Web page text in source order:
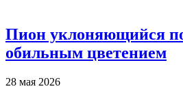
Пион уклоняющийся
обильным цветением
28 мая 2026